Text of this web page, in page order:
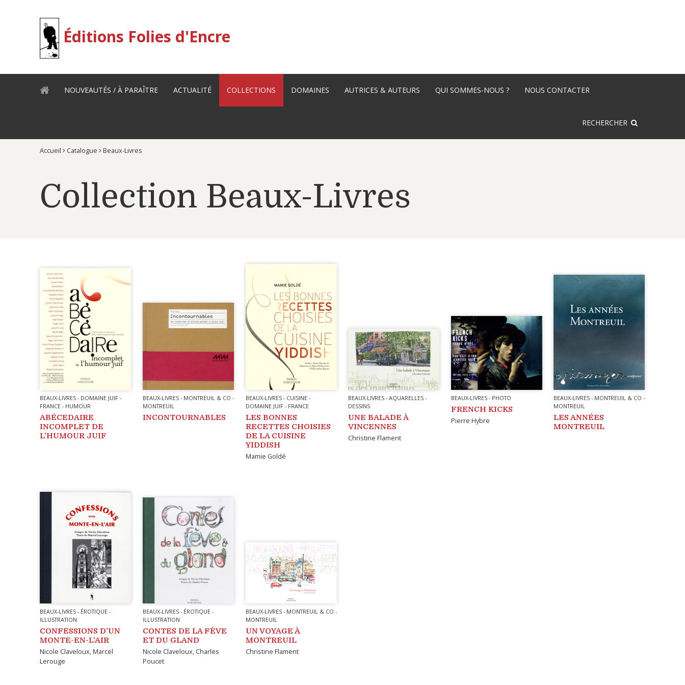
Éditions Folies d'Encre
NOUVEAUTÉS / À PARAÎTRE ACTUALITÉ COLLECTIONS DOMAINES AUTRICES & AUTEURS QUI SOMMES-NOUS ? NOUS CONTACTER
RECHERCHER
Accueil Catalogue Beaux-Livres
Collection Beaux-Livres
BEAUX-LIVRES - DOMAINE JUIF -
FRANCE - HUMOUR
ABÉCEDAIRE
INCOMPLET DE
L’HUMOUR JUIF
BEAUX-LIVRES - MONTREUIL & CO -
MONTREUIL
INCONTOURNABLES
BEAUX-LIVRES- CUISINE-
DOMAINE JUIF- FRANCE
LES BONNES
RECETTES CHOISIES
DE LA CUISINE
YIDDISH
Mamie Goldé
BEAUX-LIVRES -AQUARELLES -
DESSINS
UNE BALADE À
VINCENNES
Christine Flament
BEAUX-LIVRES- PHOTO
FRENCH KICKS
Pierre Hybre
BEAUX-LIVRES - MONTREUIL & CO -
MONTREUIL
LES ANNÉES
MONTREUIL
BEAUX-LIVRES - ÉROTIQUE -
ILLUSTRATION
CONFESSIONS D’UN
MONTE-EN-L’AIR
Nicole Claveloux,Marcel
Lerouge
BEAUX-LIVRES - ÉROTIQUE -
ILLUSTRATION
CONTES DE LA FÈVE
ET DU GLAND
Nicole Claveloux, Charles
Poucet
BEAUX-LIVRES- MONTREUIL & CO -
MONTREUIL
UN VOYAGE À
MONTREUIL
Christine Flament